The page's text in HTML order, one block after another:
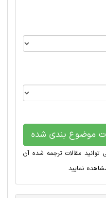
موضوع بندی شده
مقالات ترجمه شده آن
نمایید